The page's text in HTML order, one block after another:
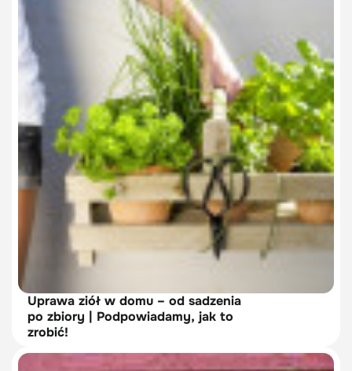
Uprawa ziół w domu – od sadzenia
po zbiory | Podpowiadamy, jak to
zrobić!